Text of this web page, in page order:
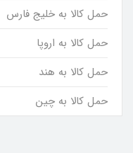
حمل کالا به خلیج فارس
حمل کالا به اروپا
حمل کالا به هند
حمل کالا به چین